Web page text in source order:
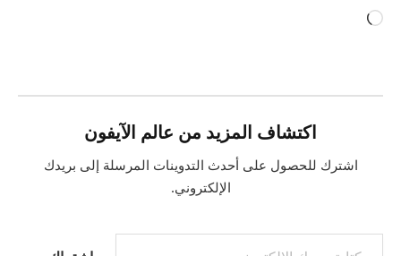
جاري
اكتشاف المزيد من عالم الآيفون
اشترك للحصول على أحدث التدوينات المرسلة إلى بريدك
الإلكتروني.
كتابة بريدك الإلكتروني...